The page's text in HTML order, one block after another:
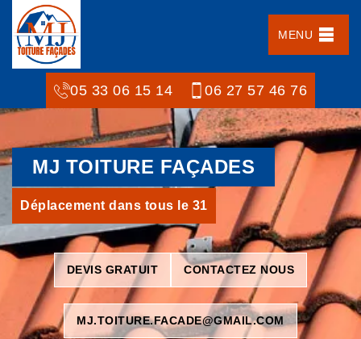
MENU
05 33 06 15 14 06 27 57 46 76
MJ TOITURE FAÇADES
Déplacement dans tous le 31
DEVIS GRATUIT CONTACTEZ NOUS
MJ.TOITURE.FACADE@GMAIL.COM